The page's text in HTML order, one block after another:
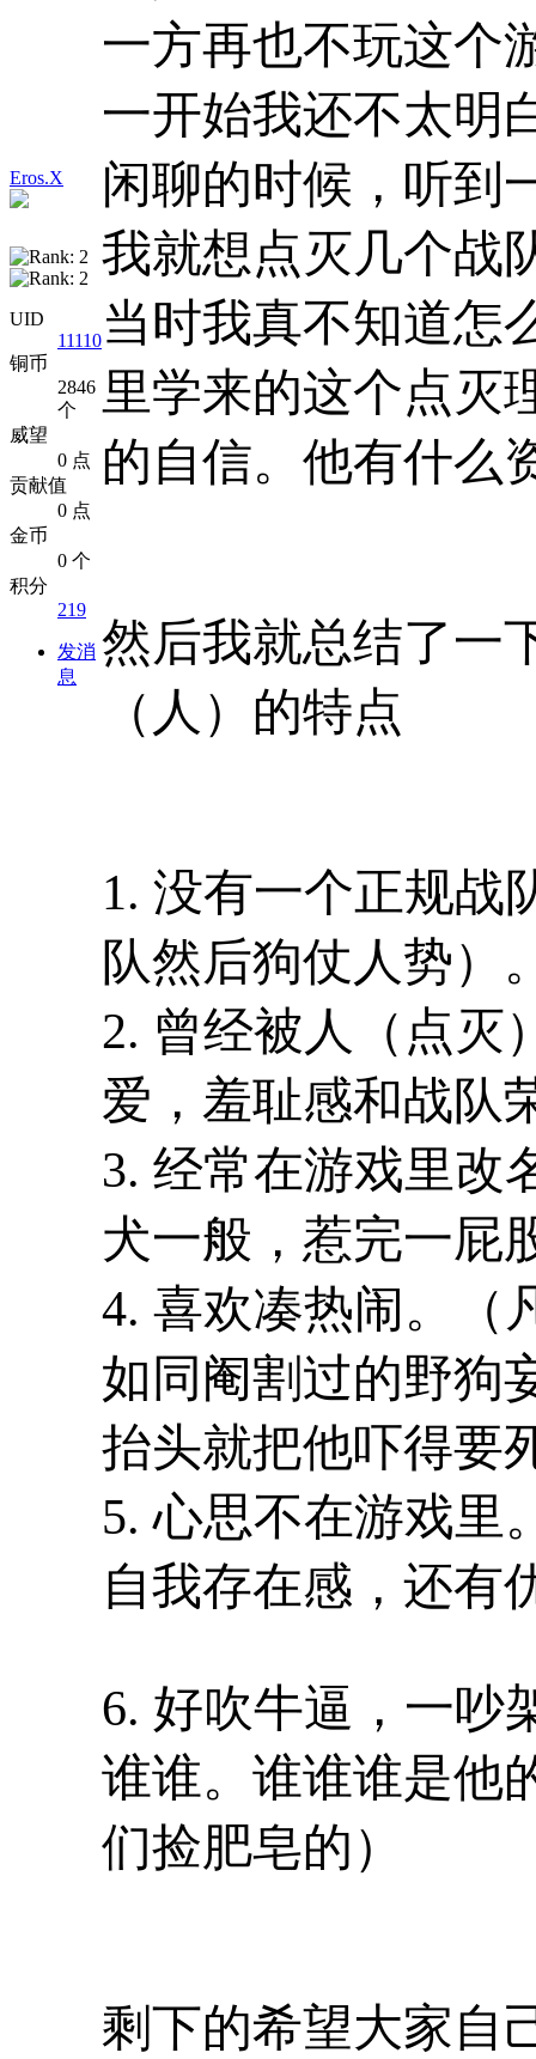
Eros.X
UID
11110
铜币
2846
个
威望
0 点
贡献值
0 点
金币
0 个
积分
219
发消
息
一方再也不玩这个
一开始我还不太明
闲聊的时候，听到
我就想点灭几个战
当时我真不知道怎
里学来的这个点灭
的自信。他有什么
然后我就总结了一
（人）的特点
1. 没有一个正规战
队然后狗仗人势）
2. 曾经被人（点灭
爱，羞耻感和战队
3. 经常在游戏里改
犬一般，惹完一屁
4. 喜欢凑热闹。（
如同阉割过的野狗
抬头就把他吓得要
5. 心思不在游戏里
自我存在感，还有
6. 好吹牛逼，一吵
谁谁。谁谁谁是他
们捡肥皂的）
剩下的希望大家自